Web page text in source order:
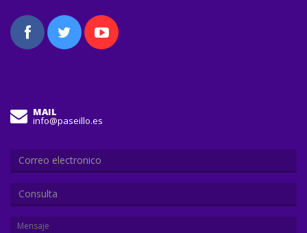
MAIL
info@paseillo.es
Consulta